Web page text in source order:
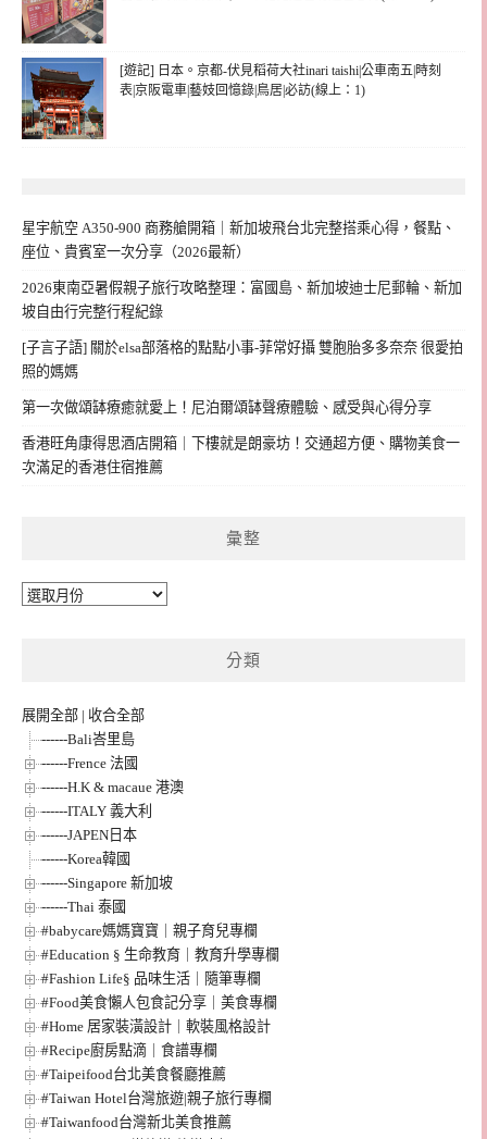
[遊記] 日本。京都-伏見稻荷大社inari taishi|公車南五|時刻
表|京阪電車|藝妓回憶錄|鳥居|必訪(線上：1)
星宇航空 A350-900 商務艙開箱｜新加坡飛台北完整搭乘心得，餐點、
座位、貴賓室一次分享（2026最新）
2026東南亞暑假親子旅行攻略整理：富國島、新加坡迪士尼郵輪、新加
坡自由行完整行程紀錄
[子言子語] 關於elsa部落格的點點小事-菲常好攝 雙胞胎多多奈奈 很愛拍
照的媽媽
第一次做頌缽療癒就愛上！尼泊爾頌缽聲療體驗、感受與心得分享
香港旺角康得思酒店開箱｜下樓就是朗豪坊！交通超方便、購物美食一
次滿足的香港住宿推薦
彙整
彙
分類
展開全部 | 收合全部
------Bali峇里島
------Frence 法國
------H.K & macaue 港澳
------ITALY 義大利
------JAPEN日本
------Korea韓國
------Singapore 新加坡
------Thai 泰國
#babycare媽媽寶寶｜親子育兒專欄
#Education § 生命教育｜教育升學專欄
#Fashion Life§ 品味生活｜隨筆專欄
#Food美食懶人包食記分享｜美食專欄
#Home 居家裝潢設計｜軟裝風格設計
#Recipe廚房點滴｜食譜專欄
#Taipeifood台北美食餐廳推薦
#Taiwan Hotel台灣旅遊|親子旅行專欄
#Taiwanfood台灣新北美食推薦